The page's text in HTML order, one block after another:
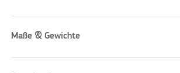
Maße & Gewichte